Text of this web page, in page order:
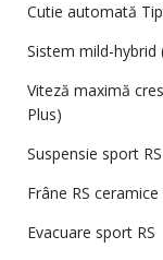
Cutie automată
Sistem mild-hybrid
Viteză maximă
Plus)
Suspensie sport
Frâne RS
Evacuare sport RS